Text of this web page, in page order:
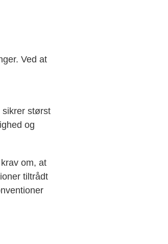
Ved at
sikrer størst
og
om, at
tiltrådt